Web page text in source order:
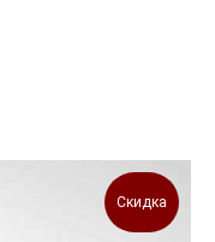
Скидка